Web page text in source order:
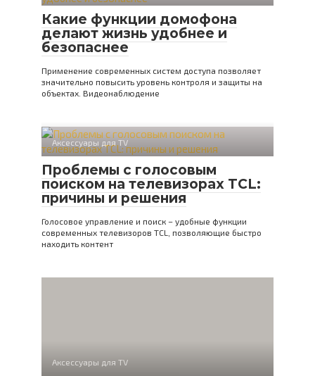
Какие функции домофона
делают жизнь удобнее и
безопаснее
Применение современных систем доступа позволяет
значительно повысить уровень контроля и защиты на
объектах. Видеонаблюдение
Аксессуары для TV
Проблемы с голосовым
поиском на телевизорах TCL:
причины и решения
Голосовое управление и поиск – удобные функции
современных телевизоров TCL, позволяющие быстро
находить контент
Аксессуары для TV